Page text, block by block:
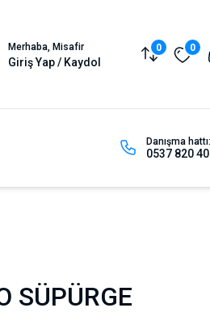
Merhaba, Misafir
Giriş Yap / Kaydol
0 0
Danışma hattı:
0537 820
SÜPÜRGE